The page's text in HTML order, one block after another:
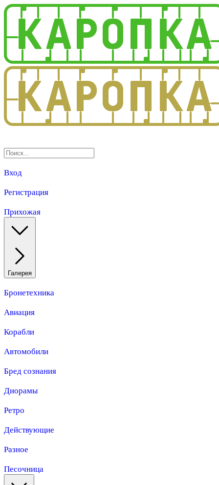
Вход
Регистрация
Прихожая
Галерея
Бронетехника
Авиация
Корабли
Автомобили
Бред сознания
Диорамы
Ретро
Действующие
Разное
Песочница